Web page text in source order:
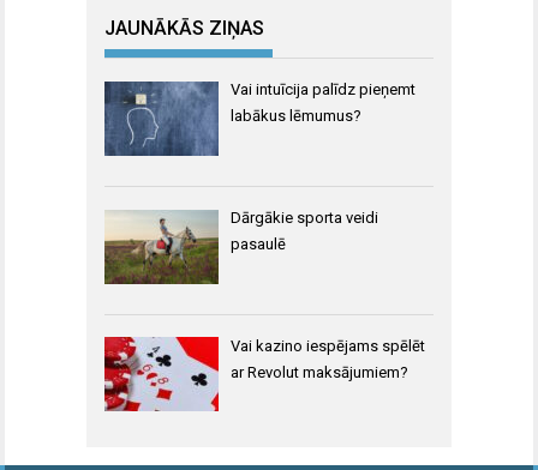
JAUNĀKĀS ZIŅAS
Vai intuīcija palīdz pieņemt
labākus lēmumus?
Dārgākie sporta veidi
pasaulē
Vai kazino iespējams spēlēt
ar Revolut maksājumiem?